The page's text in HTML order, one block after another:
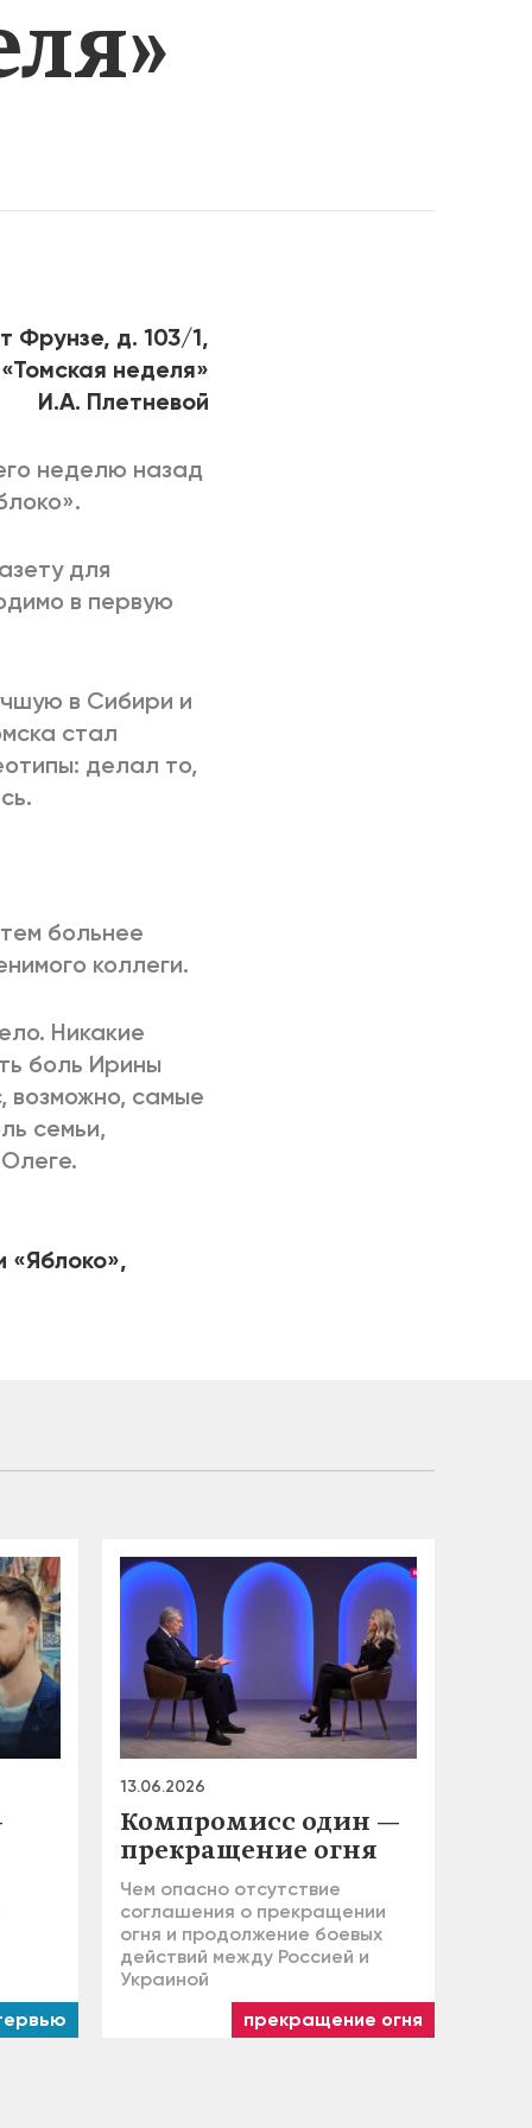
Фрунзе, д. 103/1,
неделя»
И.А. Плетневой
неделю назад
для
в первую
в Сибири и
стал
делал то,
больнее
коллеги.
Никакие
боль Ирины
возможно, самые
семьи,
«Яблоко»,
13.06.2026
Компромисс один —
прекращение огня
Чем опасно отсутствие
соглашения о прекращении
огня и продолжение боевых
действий между Россией и
Украиной
прекращение огня